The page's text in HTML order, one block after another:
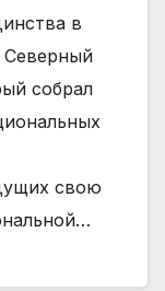
в
Северный
собрал
свою